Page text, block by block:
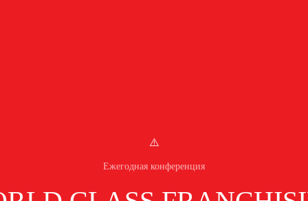
Ежегодная конференция